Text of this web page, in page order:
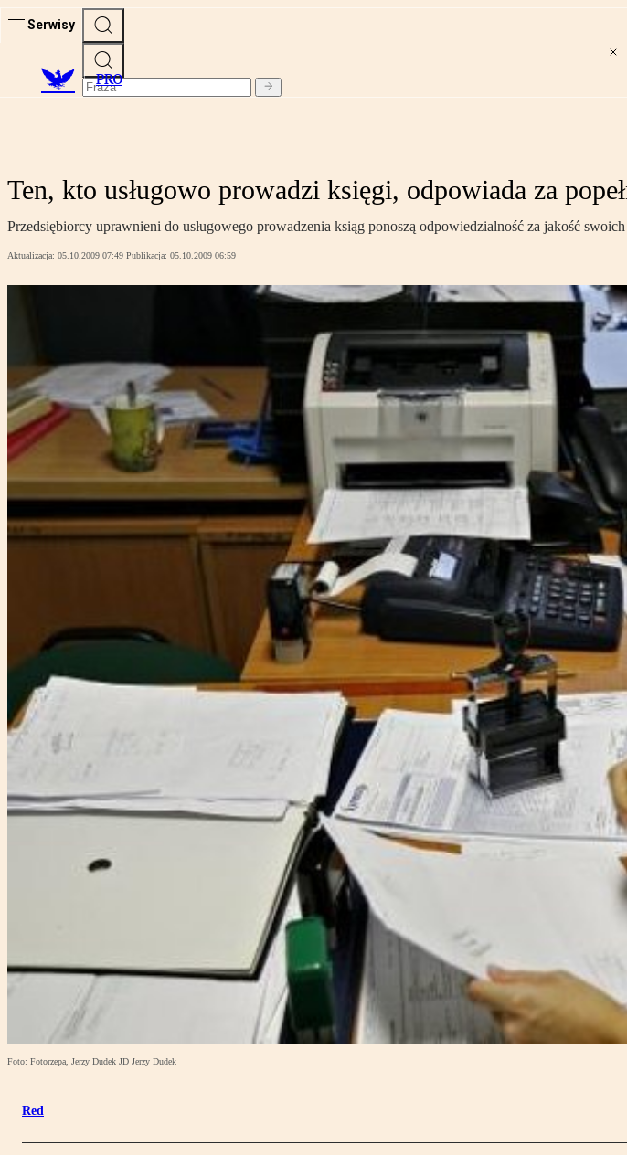
Serwisy
PRO
Ten, kto usługowo prowadzi księgi, odpowiada za
Przedsiębiorcy uprawnieni do usługowego prowadzenia ksiąg ponoszą odpowiedzialność za jakość
Aktualizacja: 05.10.2009 07:49 Publikacja: 05.10.2009 06:59
Foto: Fotorzepa, Jerzy Dudek JD Jerzy Dudek
Red